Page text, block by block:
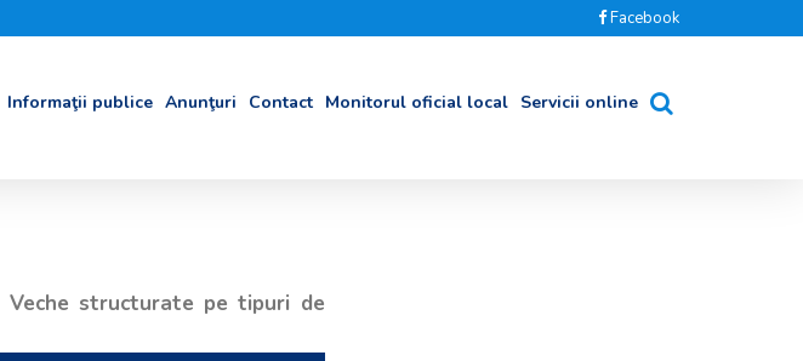
Facebook
Informaţii publice Anunţuri Contact Monitorul oficial local Servicii online
Veche structurate pe tipuri de